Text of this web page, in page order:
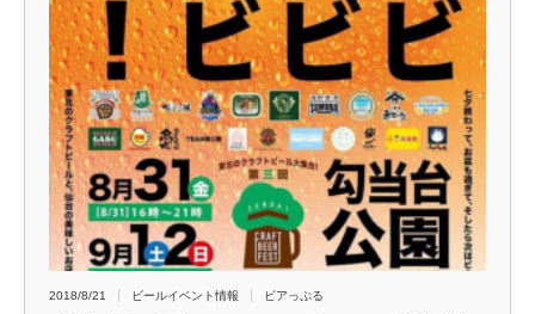
2018/8/21 ビールイベント情報 ビアっぷる